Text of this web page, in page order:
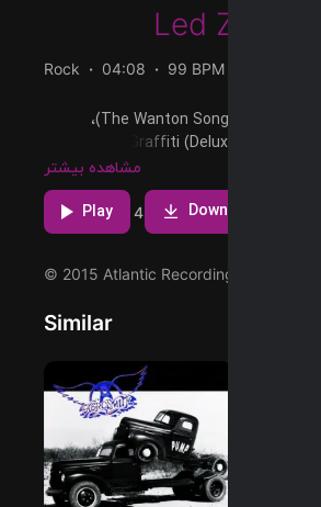
Led Zeppelin
Rock 04:08 99 BPM
پخش و دانلود آهنگ The Wanton Song (Remaster)،
که توسط Led Zeppelin اجرا شده است را میتوانید با دو
مشاهده بیشتر
Play 4 Download
© 2015 Atlantic Recording Corporation
Similar